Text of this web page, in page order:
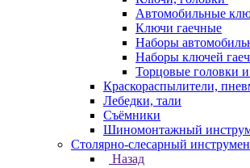
Автомобильные
Ключи гаечные
Наборы
Наборы ключей
Торцовые головки и
Краскораспылители,
Лебедки, тали
Съёмники
Шиномонтажный
Столярно-слесарный
Назад